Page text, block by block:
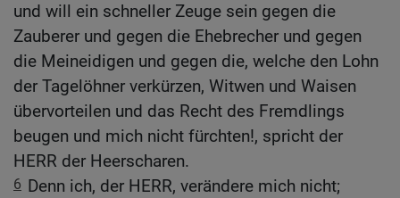
und will ein schneller Zeuge sein gegen die
Zauberer und gegen die Ehebrecher und gegen
die Meineidigen und gegen die, welche den Lohn
der Tagelöhner verkürzen, Witwen und Waisen
übervorteilen und das Recht des Fremdlings
beugen und mich nicht fürchten!, spricht der
HERR der Heerscharen.
6 Denn ich, der HERR, verändere mich nicht;